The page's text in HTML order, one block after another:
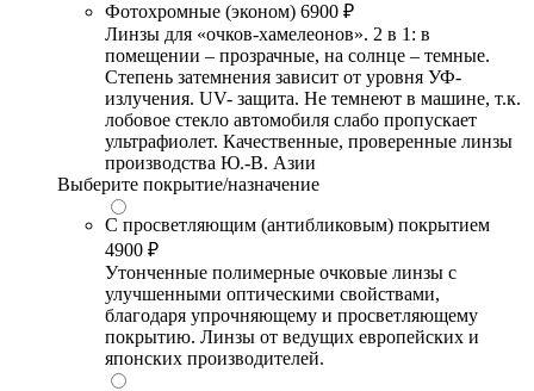
Фотохромные (эконом) 6900 ₽
Линзы для «очков-хамелеонов». 2 в 1: в
помещении – прозрачные, на солнце – темные.
Степень затемнения зависит от уровня УФ-
излучения. UV- защита. Не темнеют в машине, т.к.
лобовое стекло автомобиля слабо пропускает
ультрафиолет. Качественные, проверенные линзы
производства Ю.-В. Азии
Выберите покрытие/назначение
С просветляющим (антибликовым) покрытием
4900 ₽
Утонченные полимерные очковые линзы с
улучшенными оптическими свойствами,
благодаря упрочняющему и просветляющему
покрытию. Линзы от ведущих европейских и
японских производителей.